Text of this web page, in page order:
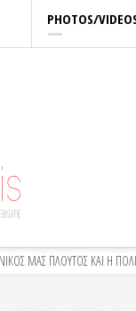
PHOTOS/
ΜΑΣ ΠΛΟΥΤΟΣ ΚΑΙ Η